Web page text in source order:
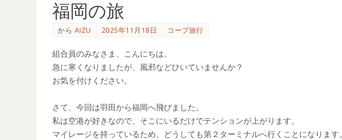
福岡の旅
から AIZU 2025年11月18日 コープ旅行
組合員のみなさま、こんにちは。
急に寒くなりましたが、風邪などひいていませんか？
お気を付けください。
さて、今回は羽田から福岡へ飛びました。
私は空港が好きなので、そこにいるだけでテンションが上がります。
マイレージを持っているため、どうしても第２ターミナルへ行くことになります。